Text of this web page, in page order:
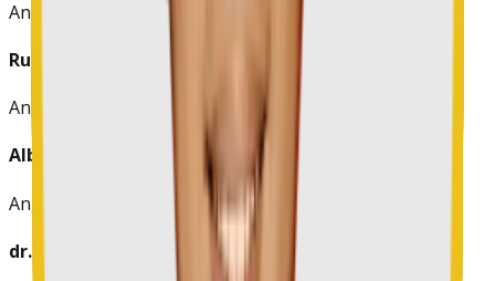
Anggota
Rudolf O.E Lumy, S.Si.Apt.
Anggota
Albrina Darenso, S.Pd, M.Pd.
Anggota
dr. Truly G. Kerap. MARS.